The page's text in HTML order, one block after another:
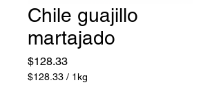
Chile guajillo
martajado
$128.33Precio
$128.33 / 1kg